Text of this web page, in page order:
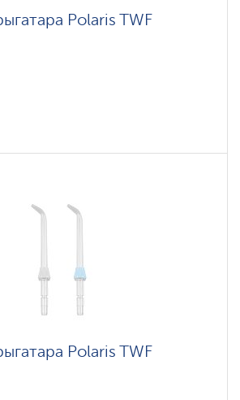
Polaris TWF
Polaris TWF